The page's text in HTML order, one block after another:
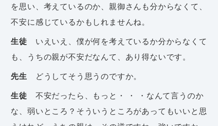
を思い、考えているのか、親御さんも分からなくて、
不安に感じているかもしれませんね。
生徒 いえいえ、僕が何を考えているか分からなくて
も、うちの親が不安だなんて、あり得ないです。
先生 どうしてそう思うのですか。
生徒 不安だったら、もっと・ ・ ・なんて言うのか
な、弱いところ？そういうところがあってもいいと思